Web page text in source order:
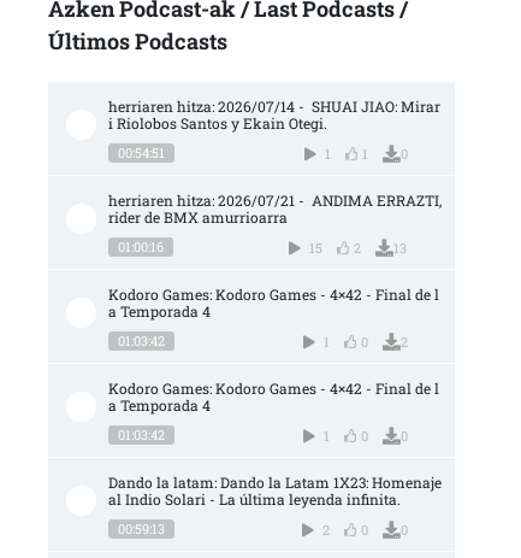
Azken Podcast-ak / Last Podcasts /
Últimos Podcasts
herriaren hitza: 2026/07/14 -  SHUAI JIAO: Mirar
i Riolobos Santos y Ekain Otegi.
00:54:51 1 1 0
herriaren hitza: 2026/07/21 -  ANDIMA ERRAZTI,
rider de BMX amurrioarra
01:00:16 15 2 13
Kodoro Games: Kodoro Games - 4×42 - Final de l
a Temporada 4
01:03:42 1 0 2
Kodoro Games: Kodoro Games - 4×42 - Final de l
a Temporada 4
01:03:42 1 0 0
Dando la latam: Dando la Latam 1X23: Homenaje
al Indio Solari - La última leyenda infinita.
00:59:13 2 0 0